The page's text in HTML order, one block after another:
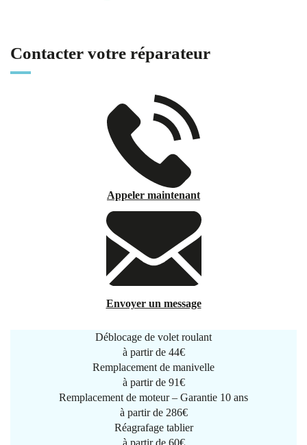
Contacter votre réparateur
Appeler maintenant
Envoyer un message
Déblocage de volet roulant
à partir de 44€
Remplacement de manivelle
à partir de 91€
Remplacement de moteur – Garantie 10 ans
à partir de 286€
Réagrafage tablier
à partir de 60€